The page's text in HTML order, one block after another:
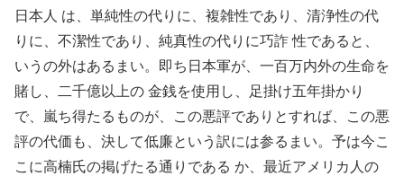
日本人 は、単純性の代りに、複雑性であり、清浄性の代
りに、不潔性であり、純真性の代りに巧詐 性であると、
いうの外はあるまい。即ち日本軍が、一百万内外の生命を
賭し、二千億以上の 金銭を使用し、足掛け五年掛かり
で、嵐ち得たるものが、この悪評でありとすれば、この悪
評の代価も、決して低廉という訳には参るまい。予は今こ
こに高楠氏の掲げたる通りである か、最近アメリカ人の